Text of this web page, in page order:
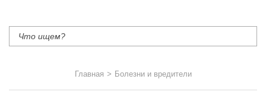
Главная > Болезни и вредители